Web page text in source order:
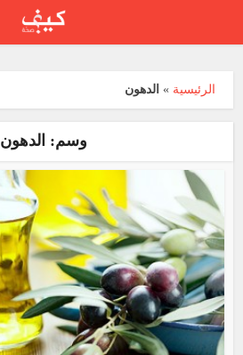
الرئيسية » الدهون
وسم: الدهون